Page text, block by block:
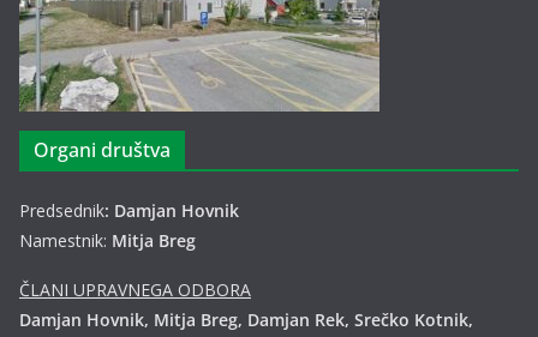
Organi društva
Predsednik: Damjan Hovnik
Namestnik: Mitja Breg
ČLANI UPRAVNEGA ODBORA
Damjan Hovnik, Mitja Breg, Damjan Rek, Srečko Kotnik,